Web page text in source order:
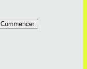
Commencer